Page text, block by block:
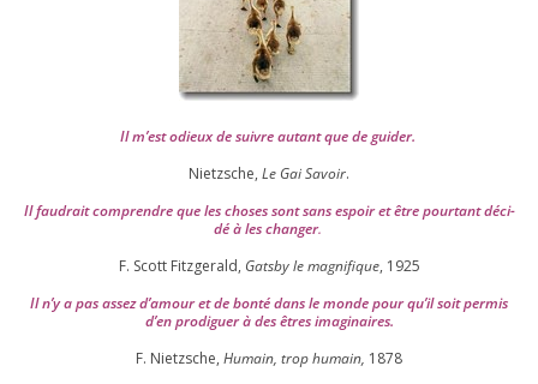
Il m’est odieux de suivre autant que de gui­der.
Nietzsche, Le Gai Savoir.
Il fau­drait com­prendre que les choses sont sans espoir et être pour­tant déci­
dé à les chan­ger.
F. Scott Fitzgerald, Gatsby le magni­fique, 1925
Il n’y a pas assez d’a­mour et de bon­té dans le monde pour qu’il soit per­mis
d’en pro­di­guer à des êtres imaginaires.
F. Nietzsche, Humain, trop humain, 1878